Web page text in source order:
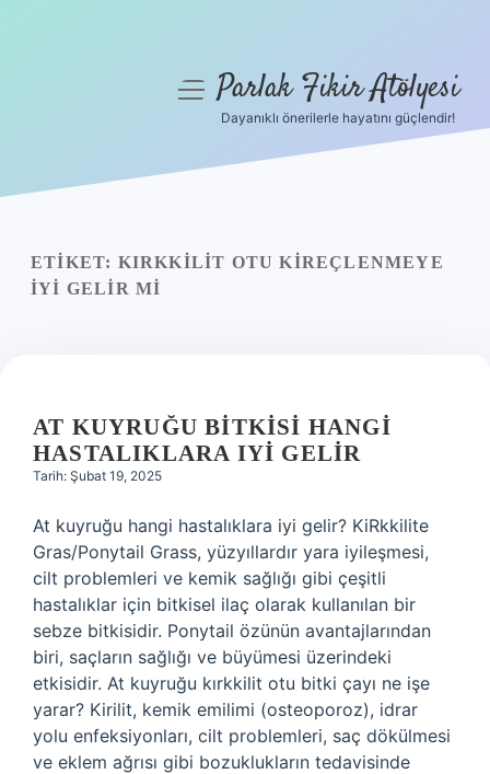
Yasal Uyarı
menüyüParlak Fikir Atölyesi
Dayanıklı önerilerle hayatını güçlendir!
ETIKET: KIRKKILIT OTU KIREÇLENMEYE
IYI GELIR MI
AT KUYRUĞU BITKISI HANGI
HASTALIKLARA IYI GELIR
Tarih: Şubat 19, 2025
At kuyruğu hangi hastalıklara iyi gelir? KiRkkilite
Gras/Ponytail Grass, yüzyıllardır yara iyileşmesi,
cilt problemleri ve kemik sağlığı gibi çeşitli
hastalıklar için bitkisel ilaç olarak kullanılan bir
sebze bitkisidir. Ponytail özünün avantajlarından
biri, saçların sağlığı ve büyümesi üzerindeki
etkisidir. At kuyruğu kırkkilit otu bitki çayı ne işe
yarar? Kirilit, kemik emilimi (osteoporoz), idrar
yolu enfeksiyonları, cilt problemleri, saç dökülmesi
ve eklem ağrısı gibi bozuklukların tedavisinde